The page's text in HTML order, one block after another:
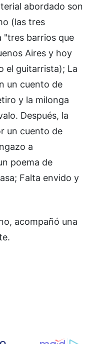
abordado son
(las tres
"tres barrios que
Aires y hoy
el guitarrista); La
un cuento de
y la milonga
Después, la
un cuento de
a
poema de
Falta envido y
acompañó una